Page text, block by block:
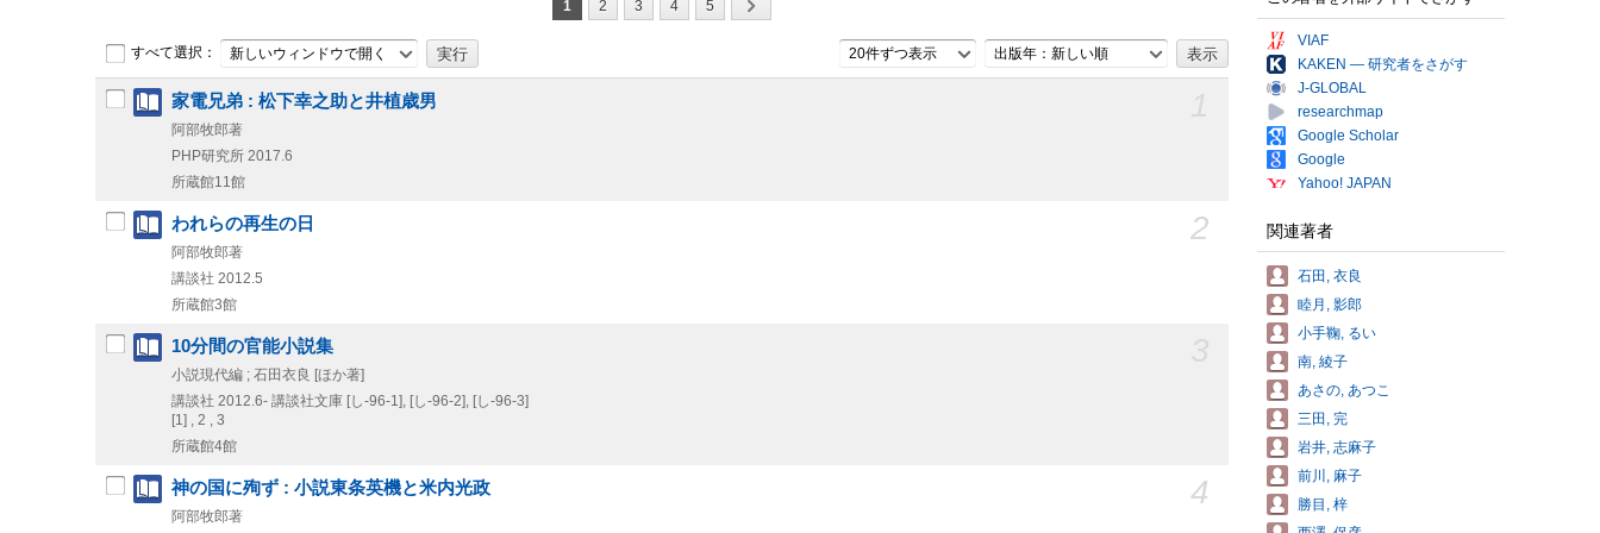
1 2 3 4 5
すべて選択： 新しいウィンドウで開く 20件ずつ表示 出版年：新しい順
家電兄弟 : 松下幸之助と井植歳男
阿部牧郎著
PHP研究所 2017.6
所蔵館11館
2
われらの再生の日
阿部牧郎著
講談社 2012.5
所蔵館3館
10分間の官能小説集
小説現代編 ; 石田衣良 [ほか著]
講談社 2012.6- 講談社文庫 [し-96-1], [し-96-2], [し-96-3]
[1] , 2 , 3
所蔵館4館
4
神の国に殉ず : 小説東条英機と米内光政
阿部牧郎著
VIAF
KAKEN — 研究者をさがす
J-GLOBAL
researchmap
Google Scholar
Google
Yahoo! JAPAN
関連著者
石田, 衣良
睦月, 影郎
小手鞠, るい
南, 綾子
あさの, あつこ
三田, 完
岩井, 志麻子
前川, 麻子
勝目, 梓